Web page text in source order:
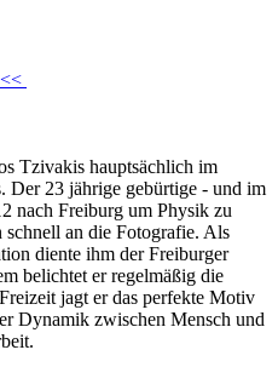
Tzivakis hauptsächlich im
Der 23 jährige gebürtige - und im
nach Freiburg um Physik zu
an die Fotografie. Als
diente ihm der Freiburger
belichtet er regelmäßig die
jagt er das perfekte Motiv
Dynamik zwischen Mensch und